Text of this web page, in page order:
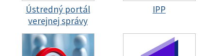
Ústredný portál
verejnej správy
IPP